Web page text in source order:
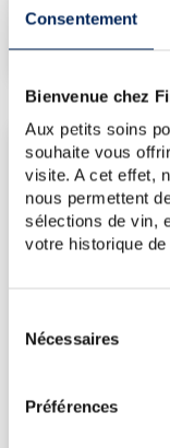
Consentement
Bienvenue chez
Aux petits soins
souhaite vous
visite. A cet effet,
nous permettent
sélections de vin,
votre historique
Nécessaires
Préférences
LES
12/12/2025
12/12/2025
12/12/2025